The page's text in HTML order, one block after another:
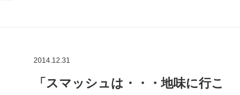
2014.12.31
「スマッシュは・・・地味に行こ